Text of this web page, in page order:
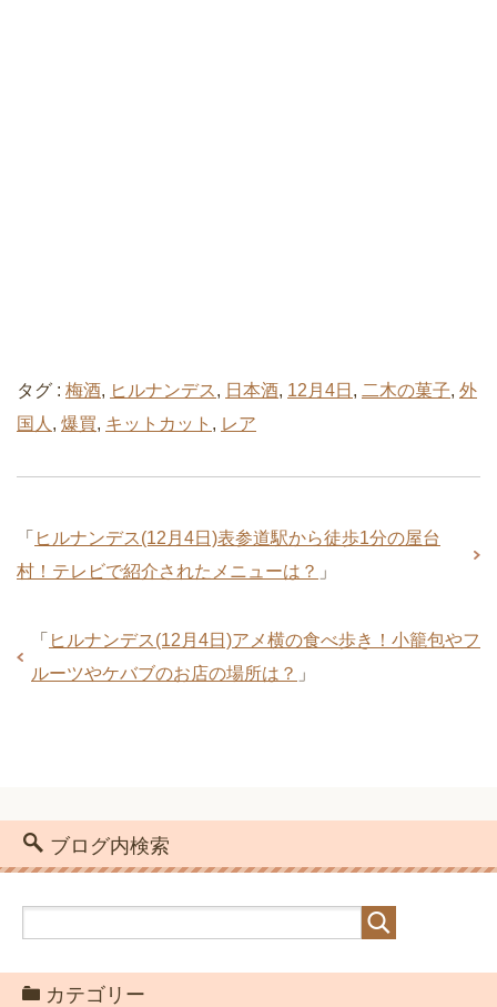
タグ : 梅酒, ヒルナンデス , 日本酒, 12月4日 , 二木の菓子, 外
国人 , 爆買, キットカット , レア
「 ヒルナンデス(12月4日)表参道駅から徒歩1分の屋台
村！テレビで紹介されたメニューは？ 」
「 ヒルナンデス(12月4日)アメ横の食べ歩き！小籠包やフ
ルーツやケバブのお店の場所は？ 」
ブログ内検索
カテゴリー